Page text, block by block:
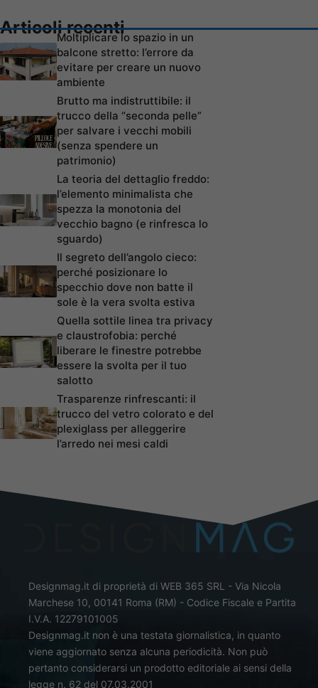
Articoli recenti
Moltiplicare lo spazio in un
balcone stretto: l’errore da
evitare per creare un nuovo
ambiente
Brutto ma indistruttibile: il
trucco della “seconda pelle”
per salvare i vecchi mobili
(senza spendere un
patrimonio)
La teoria del dettaglio freddo:
l’elemento minimalista che
spezza la monotonia del
vecchio bagno (e rinfresca lo
sguardo)
Il segreto dell’angolo cieco:
perché posizionare lo
specchio dove non batte il
sole è la vera svolta estiva
Quella sottile linea tra privacy
e claustrofobia: perché
liberare le finestre potrebbe
essere la svolta per il tuo
salotto
Trasparenze rinfrescanti: il
trucco del vetro colorato e del
plexiglass per alleggerire
l’arredo nei mesi caldi
Designmag.it di proprietà di WEB 365 SRL - Via Nicola
Marchese 10, 00141 Roma (RM) - Codice Fiscale e Partita
I.V.A. 12279101005
Designmag.it non è una testata giornalistica, in quanto
viene aggiornato senza alcuna periodicità. Non può
pertanto considerarsi un prodotto editoriale ai sensi della
legge n. 62 del 07.03.2001